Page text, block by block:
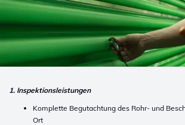
1. Inspektionsleistungen
Komplette Begutachtung des Rohr- und
Ort